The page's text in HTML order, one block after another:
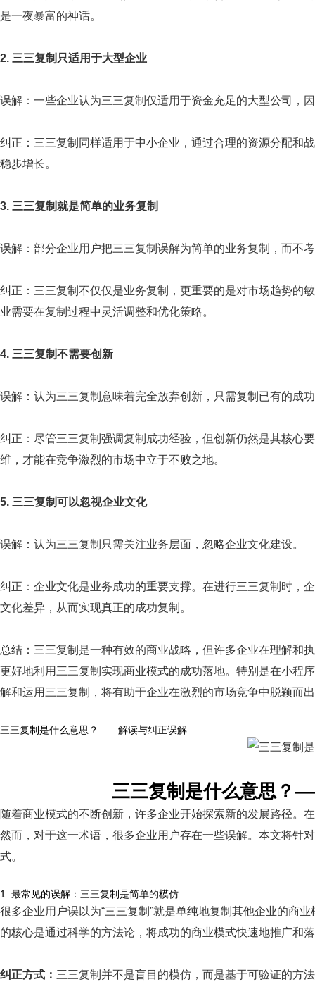
是一夜暴富的神话。
2. 三三复制只适用于大型企业
误解：一些企业认为三三复制仅适用于资金充足的大型公司，
纠正：三三复制同样适用于中小企业，通过合理的资源分配和
稳步增长。
3. 三三复制就是简单的业务复制
误解：部分企业用户把三三复制误解为简单的业务复制，而不
纠正：三三复制不仅仅是业务复制，更重要的是对市场趋势的
业需要在复制过程中灵活调整和优化策略。
4. 三三复制不需要创新
误解：认为三三复制意味着完全放弃创新，只需复制已有的成
纠正：尽管三三复制强调复制成功经验，但创新仍然是其核心
维，才能在竞争激烈的市场中立于不败之地。
5. 三三复制可以忽视企业文化
误解：认为三三复制只需关注业务层面，忽略企业文化建设。
纠正：企业文化是业务成功的重要支撑。在进行三三复制时，
文化差异，从而实现真正的成功复制。
总结：三三复制是一种有效的商业战略，但许多企业在理解和
更好地利用三三复制实现商业模式的成功落地。特别是在小程
解和运用三三复制，将有助于企业在激烈的市场竞争中脱颖而
三三复制是什么意思？——解读与纠正误解
三三复制是什么意思？
随着商业模式的不断创新，许多企业开始探索新的发展路径。
然而，对于这一术语，很多企业用户存在一些误解。本文将针
式。
1. 最常见的误解：三三复制是简单的模仿
很多企业用户误以为“三三复制”就是单纯地复制其他企业的商
的核心是通过科学的方法论，将成功的商业模式快速地推广和
纠正方式： 三三复制并不是盲目的模仿，而是基于可验证的方